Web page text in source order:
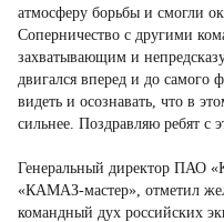
атмосферу борьбы и смогли
Соперничество с другими
захватывающим и
двигался вперед и до самого
видеть и осознавать, что в
сильнее. Поздравляю ребят с
Генеральный директор ПАО
«КАМАЗ-мастер», отметил
командный дух российских